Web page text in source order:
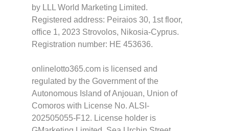
by LLL World Marketing Limited.
Registered address: Peiraios 30, 1st floor,
office 1, 2023 Strovolos, Nikosia-Cyprus.
Registration number: HE 453636.
onlinelotto365.com is licensed and
regulated by the Government of the
Autonomous Island of Anjouan, Union of
Comoros with License No. ALSI-
202505055-F12. License holder is